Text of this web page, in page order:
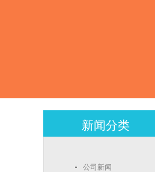
新闻分类
公司新闻